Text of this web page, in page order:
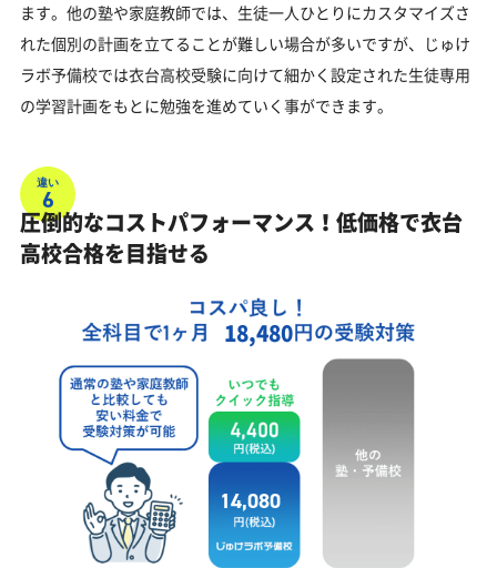
ます。他の塾や家庭教師では、生徒一人ひとりにカスタマイズさ
れた個別の計画を立てることが難しい場合が多いですが、じゅけ
ラボ予備校では衣台高校受験に向けて細かく設定された生徒専用
の学習計画をもとに勉強を進めていく事ができます。
違い
6
圧倒的なコストパフォーマンス！低価格で衣台
高校合格を目指せる
18,480
14,080